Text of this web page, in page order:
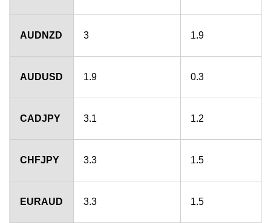
AUDNZD 3 1.9
AUDUSD 1.9 0.3
CADJPY 3.1 1.2
CHFJPY 3.3 1.5
EURAUD 3.3 1.5